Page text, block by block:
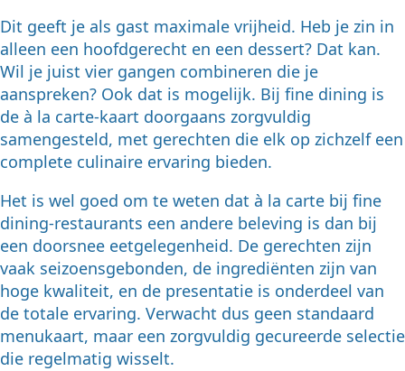
Dit geeft je als gast maximale vrijheid. Heb je zin in
alleen een hoofdgerecht en een dessert? Dat kan.
Wil je juist vier gangen combineren die je
aanspreken? Ook dat is mogelijk. Bij fine dining is
de à la carte-kaart doorgaans zorgvuldig
samengesteld, met gerechten die elk op zichzelf een
complete culinaire ervaring bieden.
Het is wel goed om te weten dat à la carte bij fine
dining-restaurants een andere beleving is dan bij
een doorsnee eetgelegenheid. De gerechten zijn
vaak seizoensgebonden, de ingrediënten zijn van
hoge kwaliteit, en de presentatie is onderdeel van
de totale ervaring. Verwacht dus geen standaard
menukaart, maar een zorgvuldig gecureerde selectie
die regelmatig wisselt.